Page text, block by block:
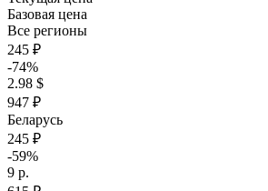
Базовая цена
Все регионы
245 ₽
-74%
2.98 $
947 ₽
Беларусь
245 ₽
-59%
9 р.